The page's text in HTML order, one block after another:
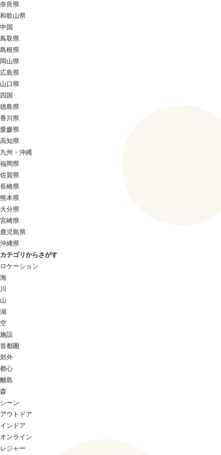
奈良県
和歌山県
中国
鳥取県
島根県
岡山県
広島県
山口県
四国
徳島県
香川県
愛媛県
高知県
九州・沖縄
福岡県
佐賀県
長崎県
熊本県
大分県
宮崎県
鹿児島県
沖縄県
カテゴリからさがす
ロケーション
海
川
山
湖
空
施設
首都圏
郊外
都心
離島
森
シーン
アウトドア
インドア
オンライン
レジャー